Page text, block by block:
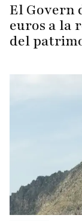
El Govern
euros a la
del